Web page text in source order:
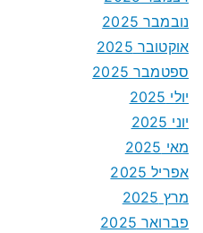
נובמבר 2025
אוקטובר 2025
ספטמבר 2025
יולי 2025
יוני 2025
מאי 2025
אפריל 2025
מרץ 2025
פברואר 2025